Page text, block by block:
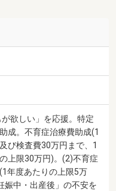
欲しい」を応援。特定
成。不育症治療費助成(1
び検査費30万円まで、1
上限30万円)。(2)不育症
年度あたりの上限5万
娠中・出産後」の不安を